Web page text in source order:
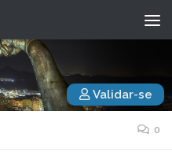
Validar-se
0